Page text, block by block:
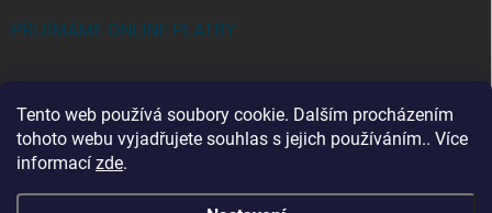
Tento web používá soubory cookie. Dalším procházením
tohoto webu vyjadřujete souhlas s jejich používáním.. Více
informací zde.
PŘIJÍMÁME ONLINE PLATBY
Kategorie